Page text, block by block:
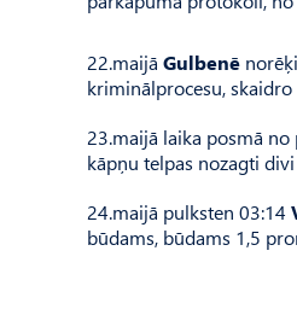
22.maijā Gulbenē
kriminālprocesu,
23.maijā laika posmā
kāpņu telpas nozagti
24.maijā pulksten 03:14
būdams, būdams 1,5